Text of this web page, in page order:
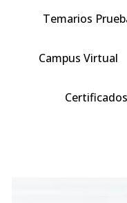
Temarios
Campus Virtual